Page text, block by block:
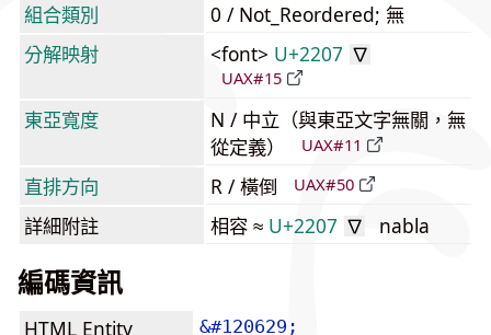
組合類別
0 / Not_Reordered; 無
分解映射
<font> U+2207 ∇
UAX#15
東亞寬度
N / 中立（與東亞文字無關，無
從定義）
UAX#11
直排方向 R / 橫倒 UAX#50
詳細附註 相容 ≈ U+2207 ∇ nabla
編碼資訊
HTML Entity &#120629;